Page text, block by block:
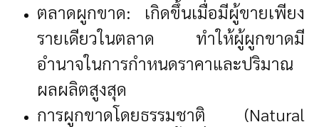
ตลาดผูกขาด: เกิดขึ้นเมื่อมีผู้ขายเพียง
รายเดียวในตลาด ทำให้ผู้ผูกขาดมี
อำนาจในการกำหนดราคาและปริมาณ
ผลผลิตสูงสุด
การผูกขาดโดยธรรมชาติ (Natural